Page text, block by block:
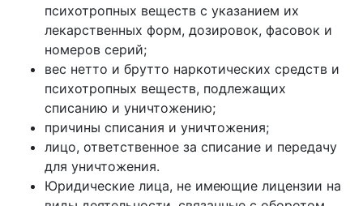
психотропных веществ с указанием их
лекарственных форм, дозировок, фасовок и
номеров серий;
вес нетто и брутто наркотических средств и
психотропных веществ, подлежащих
списанию и уничтожению;
причины списания и уничтожения;
лицо, ответственное за списание и передачу
для уничтожения.
Юридические лица, нe имеющие лицензии на